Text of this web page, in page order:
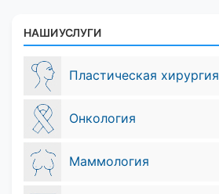
НАШИ УСЛУГИ
Пластическая хирургия
Онкология
Маммология